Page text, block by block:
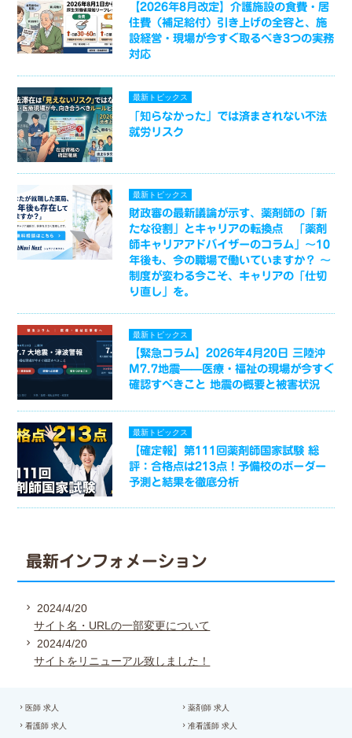
【2026年8月改定】介護施設の食費・居
住費（補足給付）引き上げの全容と、施
設経営・現場が今すぐ取るべき3つの実務
対応
最新トピックス
「知らなかった」では済まされない不法
就労リスク
最新トピックス
財政審の最新議論が示す、薬剤師の「新
たな役割」とキャリアの転換点 「薬剤
師キャリアアドバイザーのコラム」～10
年後も、今の職場で働いていますか？ ～
制度が変わる今こそ、キャリアの「仕切
り直し」を。
最新トピックス
【緊急コラム】2026年4月20日 三陸沖
M7.7地震——医療・福祉の現場が今すぐ
確認すべきこと 地震の概要と被害状況
最新トピックス
【確定報】第111回薬剤師国家試験 総
評：合格点は213点！予備校のボーダー
予測と結果を徹底分析
最新インフォメーション
2024/4/20
サイト名・URLの一部変更について
2024/4/20
サイトをリニューアル致しました！
医師 求人 薬剤師 求人
看護師 求人 准看護師 求人